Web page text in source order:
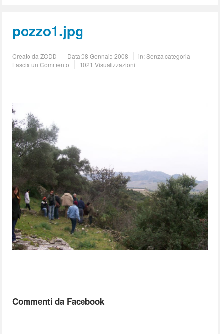
pozzo1.jpg
Creato daZODD Data:08 Gennaio 2008
in: Senza categoria
Lascia un Commento
1021 Visualizzazioni
Commenti da Facebook